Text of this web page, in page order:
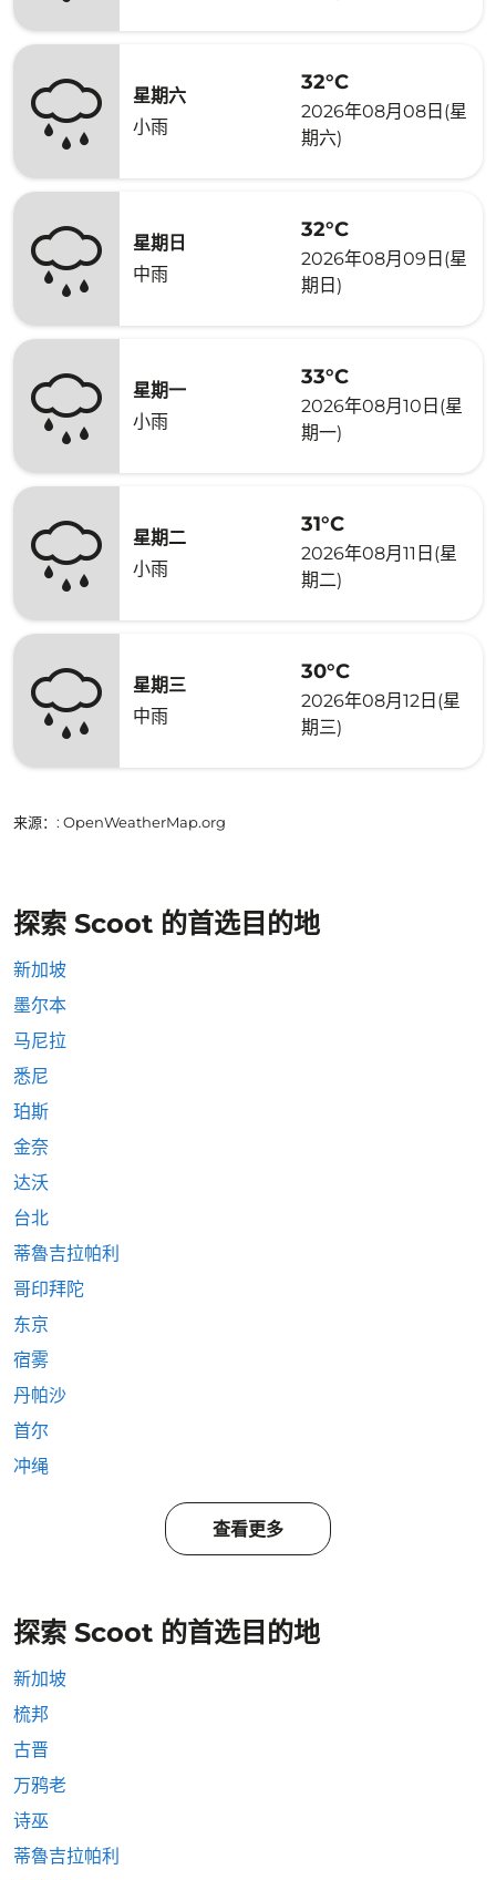
星期六
小雨
32°C
2026年08月08日(星
期六)
星期日
中雨
32°C
2026年08月09日(星
期日)
星期一
小雨
33°C
2026年08月10日(星
期一)
星期二
小雨
31°C
2026年08月11日(星
期二)
星期三
中雨
30°C
2026年08月12日(星
期三)
来源： : OpenWeatherMap.org
探索 Scoot 的首选目的地
新加坡
墨尔本
马尼拉
悉尼
珀斯
金奈
达沃
台北
蒂魯吉拉帕利
哥印拜陀
东京
宿雾
丹帕沙
首尔
冲绳
查看更多
探索 Scoot 的首选目的地
新加坡
梳邦
古晋
万鸦老
诗巫
蒂魯吉拉帕利